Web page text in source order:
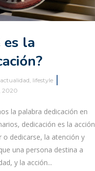
es la
actualidad lifestyle
2020
la palabra dedicación en
dedicación es la acción
o dedicarse, la atención y
una persona destina a
y la acción...